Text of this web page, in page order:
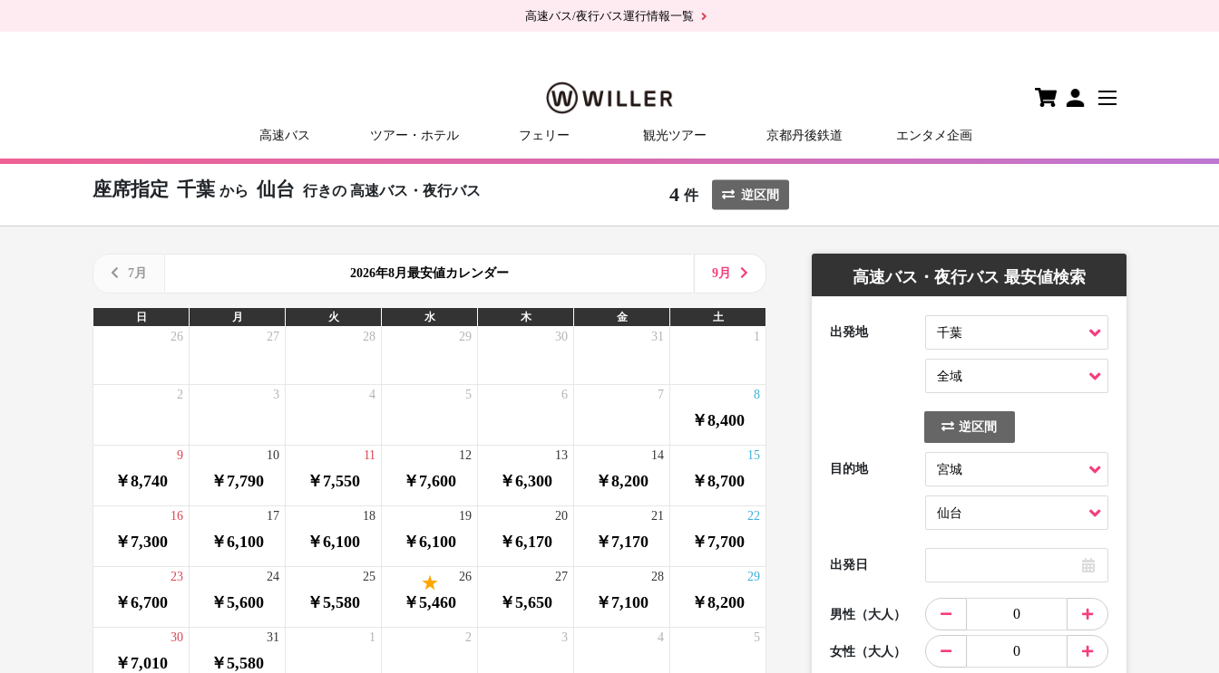
高速バス/夜行バス運行情報一覧
高速バス ツアー・ホテル フェリー 観光ツアー 京都丹後鉄道 エンタメ企画
座席指定 千葉 から 仙台 行きの 高速バス・夜行バス 4 件 逆区間
7月 2026年8月最安値カレンダー 9月
日 月 火 水 木 金 土
26 27 28 29 30 31 1
2 3 4 5 6 7
￥8,400
8
￥8,740
9
￥7,790
10
￥7,550
11
￥7,600
12
￥6,300
13
￥8,200
14
￥8,700
15
￥7,300
16
￥6,100
17
￥6,100
18
￥6,100
19
￥6,170
20
￥7,170
21
￥7,700
22
￥6,700
23
￥5,600
24
￥5,580
25
￥5,460
26
￥5,650
27
￥7,100
28
￥8,200
29
￥7,010
30
￥5,580
31 1 2 3 4 5
高速バス・夜行バス 最安値検索
出発地
逆区間
目的地
出発日
男性（大人）
女性（大人）